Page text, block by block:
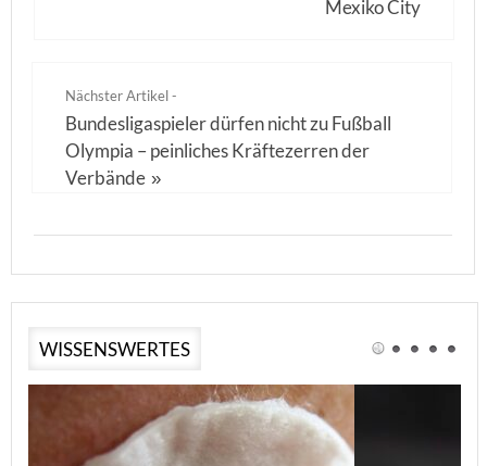
Mexiko City
Nächster Artikel -
Bundesligaspieler dürfen nicht zu Fußball
Olympia – peinliches Kräftezerren der
Verbände »
WISSENSWERTES